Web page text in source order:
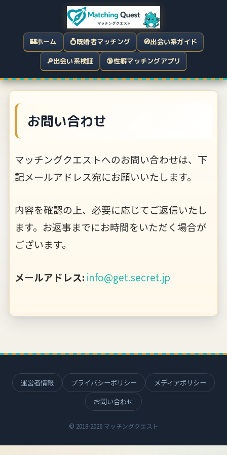
🏰ホーム 💍既婚者マッチング 🧭出会い系ガイド
🔎出会い系検証 🔞性癖マッチングアプリ
お問い合わせ
マッチングクエストへのお問い合わせは、下
記メールアドレス宛にお願いいたします。
内容を確認の上、必要に応じてご返信いたし
ます。お返事までにお時間をいただく場合が
ございます。
メールアドレス: info@get.secret.jp
運営者情報 プライバシーポリシー
メディアポリシー
お問い合わせ
© 2018-2026 マッチングクエスト